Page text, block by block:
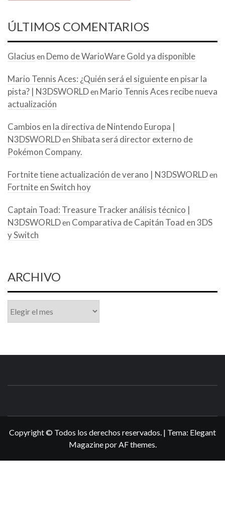
ÚLTIMOS COMENTARIOS
Glacius en Demo de WarioWare Gold ya disponible
Mario Tennis Aces: ¿Quién será el siguiente en pisar la
pista? | N3DSWORLDen Mario Tennis Aces recibe nueva
actualización
Cambios en la directiva de Nintendo Europa |
N3DSWORLDen Shibata será director externo de
Pokémon Company.
Fortnite tiene actualización de verano | N3DSWORLDen
Fortnite en Switch hoy
Captain Toad: Treasure Tracker análisis técnico |
N3DSWORLDen Comparativa de Capitán Toad en 3DS
y Switch
ARCHIVO
Copyright © Todos los derechos reservados. | Tema: Elegant
MagazineporAF themes.